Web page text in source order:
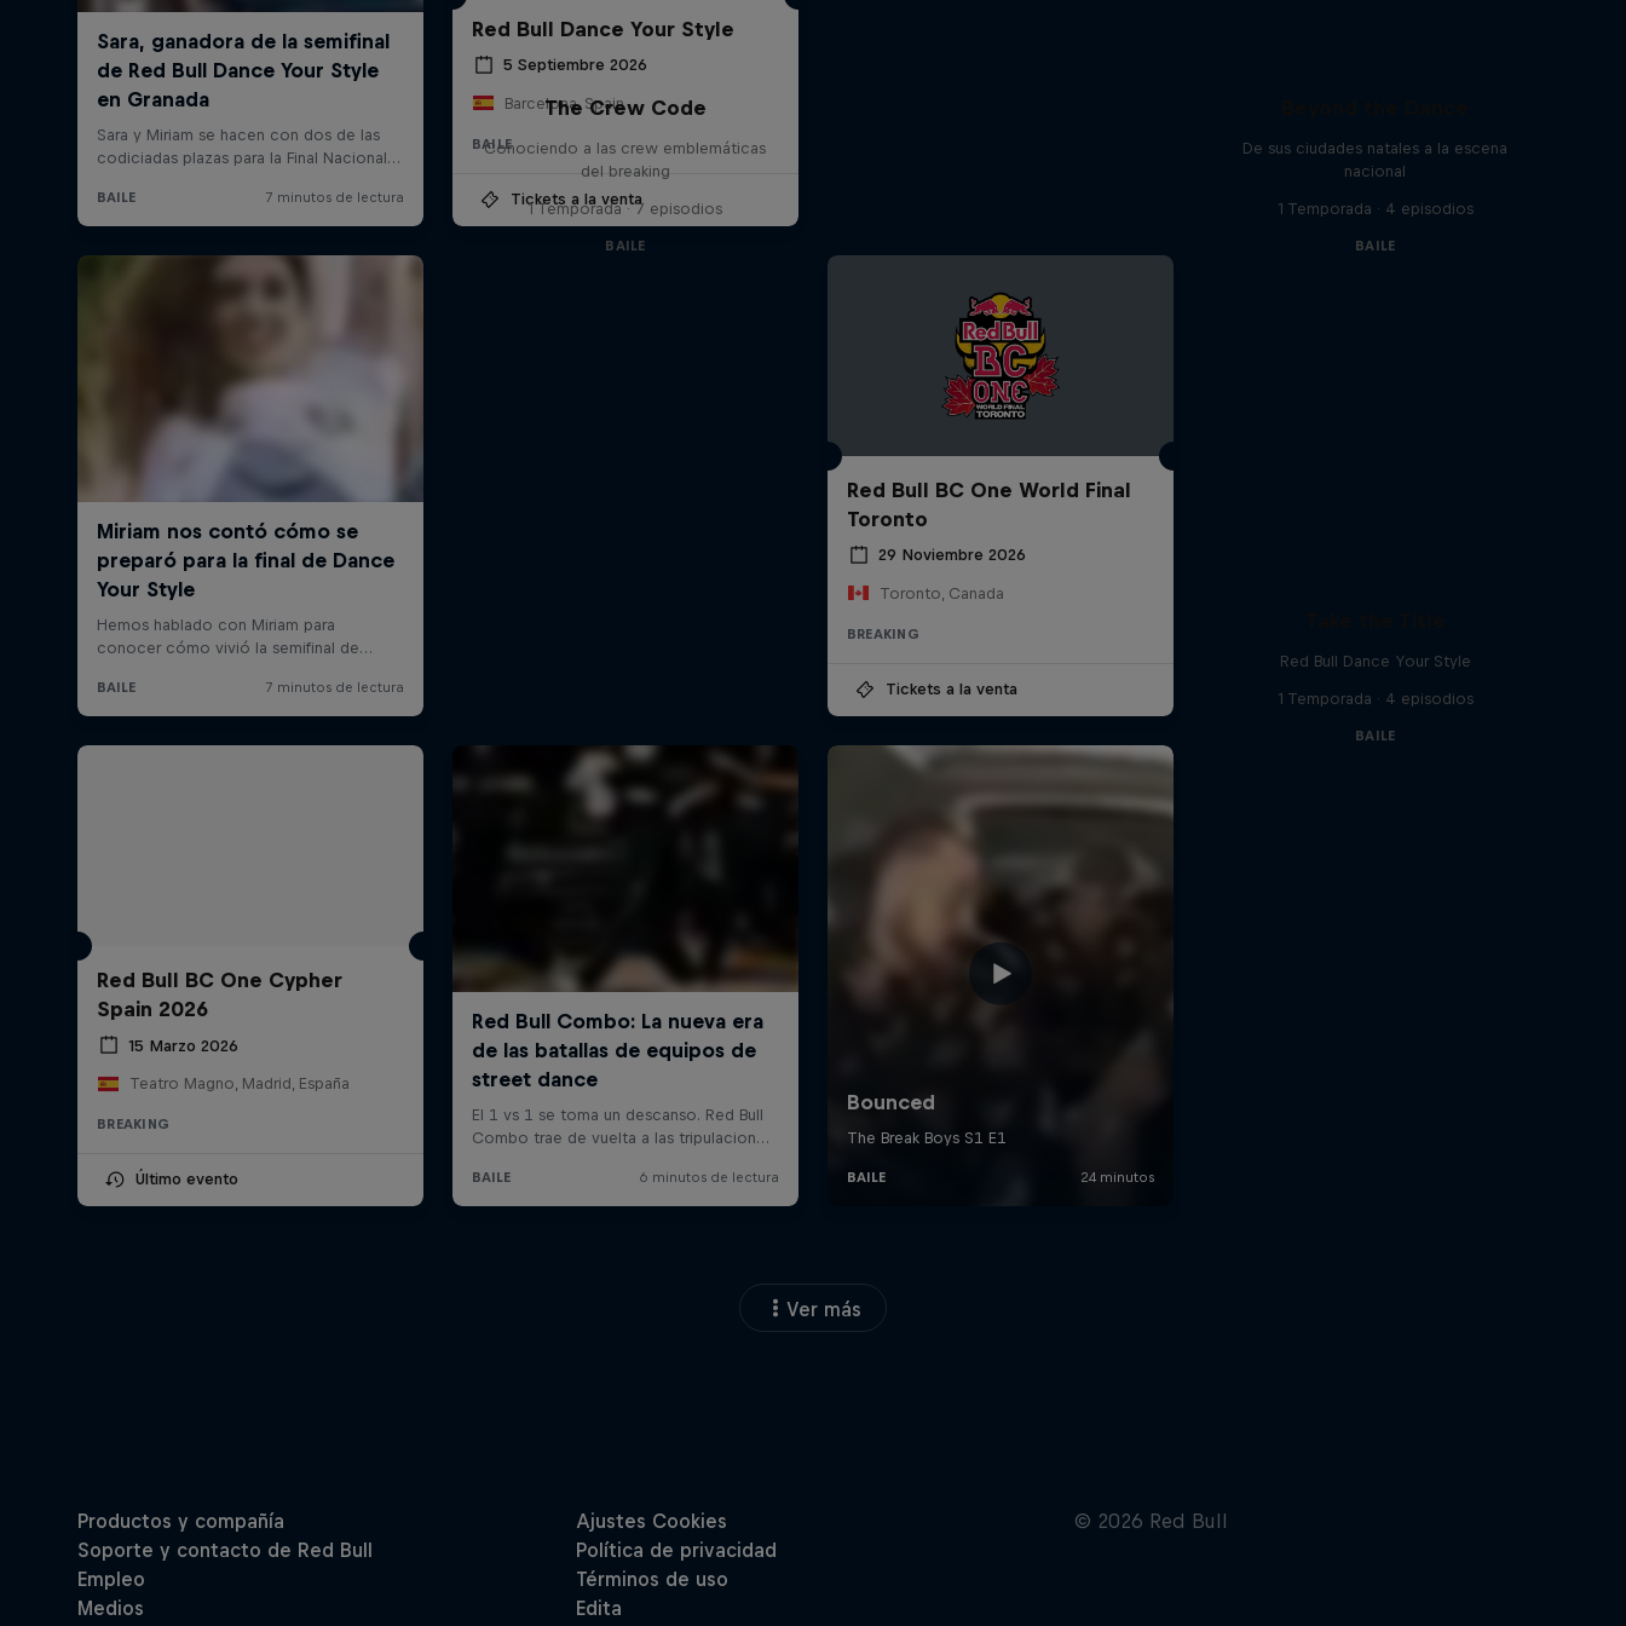
Red Bull Dance Your Style
5 Septiembre 2026
Barcelona, Spain
BAILE
Tickets a la venta
The Crew Code
Conociendo a las crew emblemáticas
del breaking
1 Temporada · 7 episodios
BAILE
Red Bull BC One World Final
Toronto
29 Noviembre 2026
Toronto, Canada
BREAKING
Tickets a la venta
De sus ciudades natales a la escena
nacional
1 Temporada · 4 episodios
BAILE
Red Bull BC One Cypher
Spain 2026
15 Marzo 2026
Teatro Magno, Madrid, España
BREAKING
Último evento
Red Bull Dance Your Style
1 Temporada · 4 episodios
BAILE
Ver más